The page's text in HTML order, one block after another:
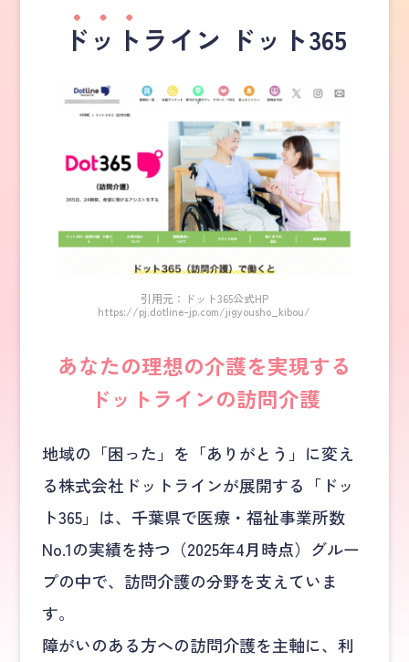
ドットライン ドット365
引用元：ドット365公式HP
https://pj.dotline-jp.com/jigyousho_kibou/
あなたの理想の介護を実現する
ドットラインの訪問介護
地域の「困った」を「ありがとう」に変え
る株式会社ドットラインが展開する「ドッ
ト365」は、千葉県で医療・福祉事業所数
No.1の実績を持つ（2025年4月時点）グルー
プの中で、訪問介護の分野を支えていま
す。
障がいのある方への訪問介護を主軸に、利